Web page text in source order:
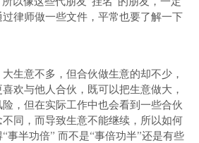
律师做一些文件，平常也要了解一下
生意不多，但合伙做生意的却不少，
欢与他人合伙，既可以把生意做大，
，但在实际工作中也会看到一些合伙
同，而导致生意不能继续，所以如何
事半功倍” 而不是“事倍功半”还是有些